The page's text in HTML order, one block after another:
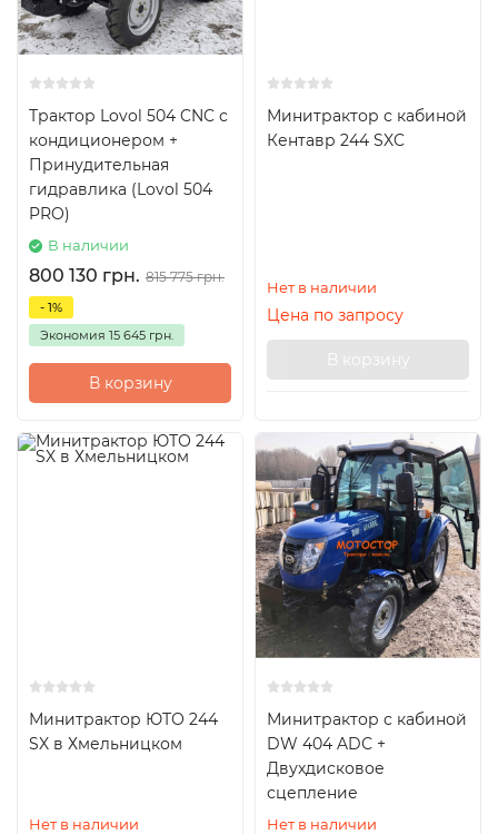
Трактор Lovol 504 CNC с
кондиционером +
Принудительная
гидравлика (Lovol 504
PRO)
В наличии
800 130 грн. 815 775 грн.
- 1%
Экономия 15 645 грн.
В корзину
Минитрактор с кабиной
Кентавр 244 SXC
Нет в наличии
Цена по запросу
В корзину
Минитрактор ЮТО 244
SX в Хмельницком
Нет в наличии
Минитрактор с кабиной
DW 404 ADС +
Двухдисковое
сцепление
Нет в наличии